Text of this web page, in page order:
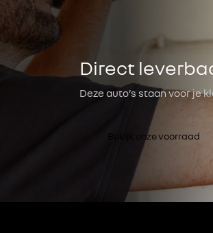
Direct
Deze auto’s staan voor je
Bekijk onze voorraad